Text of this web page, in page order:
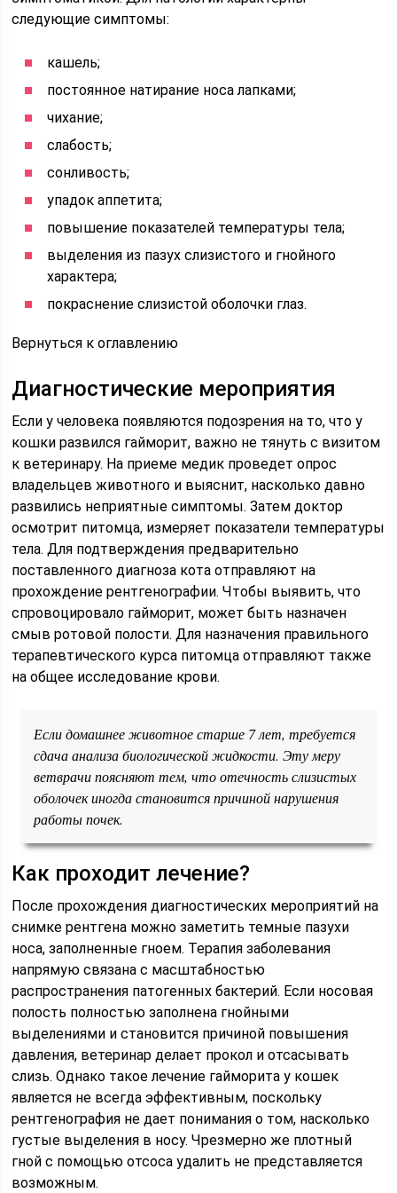
следующие симптомы:
кашель;
постоянное натирание носа лапками;
чихание;
слабость;
сонливость;
упадок аппетита;
повышение показателей температуры тела;
выделения из пазух слизистого и гнойного
характера;
покраснение слизистой оболочки глаз.
Вернуться к оглавлению
Диагностические мероприятия
Если у человека появляются подозрения на то, что у
кошки развился гайморит, важно не тянуть с визитом
к ветеринару. На приеме медик проведет опрос
владельцев животного и выяснит, насколько давно
развились неприятные симптомы. Затем доктор
осмотрит питомца, измеряет показатели температуры
тела. Для подтверждения предварительно
поставленного диагноза кота отправляют на
прохождение рентгенографии. Чтобы выявить, что
спровоцировало гайморит, может быть назначен
смыв ротовой полости. Для назначения правильного
терапевтического курса питомца отправляют также
на общее исследование крови.
Если домашнее животное старше 7 лет, требуется
сдача анализа биологической жидкости. Эту меру
ветврачи поясняют тем, что отечность слизистых
оболочек иногда становится причиной нарушения
работы почек.
Как проходит лечение?
После прохождения диагностических мероприятий на
снимке рентгена можно заметить темные пазухи
носа, заполненные гноем. Терапия заболевания
напрямую связана с масштабностью
распространения патогенных бактерий. Если носовая
полость полностью заполнена гнойными
выделениями и становится причиной повышения
давления, ветеринар делает прокол и отсасывать
слизь. Однако такое лечение гайморита у кошек
является не всегда эффективным, поскольку
рентгенография не дает понимания о том, насколько
густые выделения в носу. Чрезмерно же плотный
гной с помощью отсоса удалить не представляется
возможным.